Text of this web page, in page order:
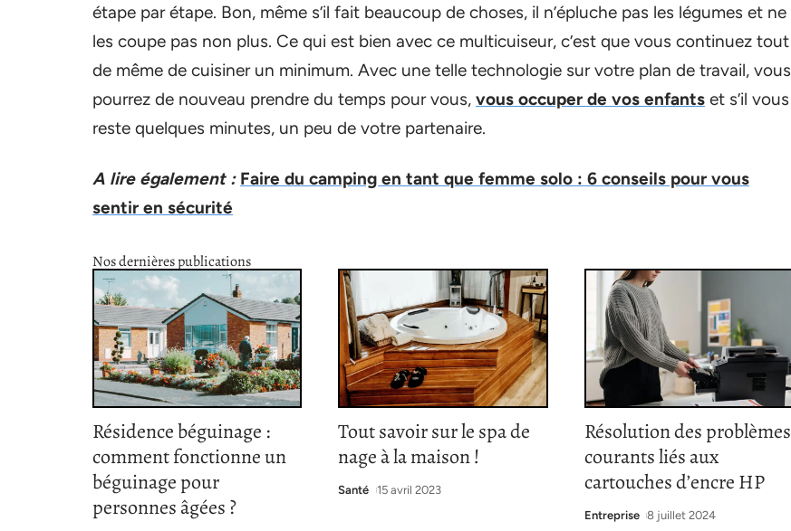
étape par étape. Bon, même s’il fait beaucoup de choses, il n’épluche pas les légumes et ne
les coupe pas non plus. Ce qui est bien avec ce multicuiseur, c’est que vous continuez tout
de même de cuisiner un minimum. Avec une telle technologie sur votre plan de travail, vous
pourrez de nouveau prendre du temps pour vous, vous occuper de vos enfants et s’il vous
reste quelques minutes, un peu de votre partenaire.
A lire également : Faire du camping en tant que femme solo : 6 conseils pour vous
sentir en sécurité
Nos dernières publications
Résidence béguinage :
comment fonctionne un
béguinage pour
personnes âgées ?
Tout savoir sur le spa de
nage à la maison !
Santé 15 avril 2023
Résolution des problèmes
courants liés aux
cartouches d’encre HP
Entreprise 8 juillet 2024